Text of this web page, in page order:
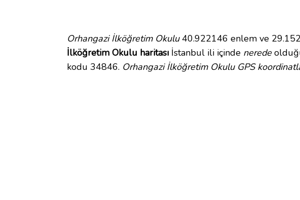
Orhangazi İlköğretim Okulu40.922146 enlem ve
İlköğretim Okulu haritası İstanbul ili içinde nerede
kodu 34846. Orhangazi İlköğretim Okulu GPS